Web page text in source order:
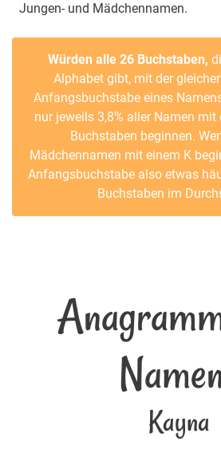
Jungen- und Mädchennamen.
Würden alle 26 Buchstaben,
Alphabet gibt, mit der
Anfangsbuchstabe eines
nur jeweils 3,8% aller Namen
Buchstaben beginnen.
Mädchennamen mit einem K
Anfangsbuchstabe also etwas
Buchstaben im
Kayna